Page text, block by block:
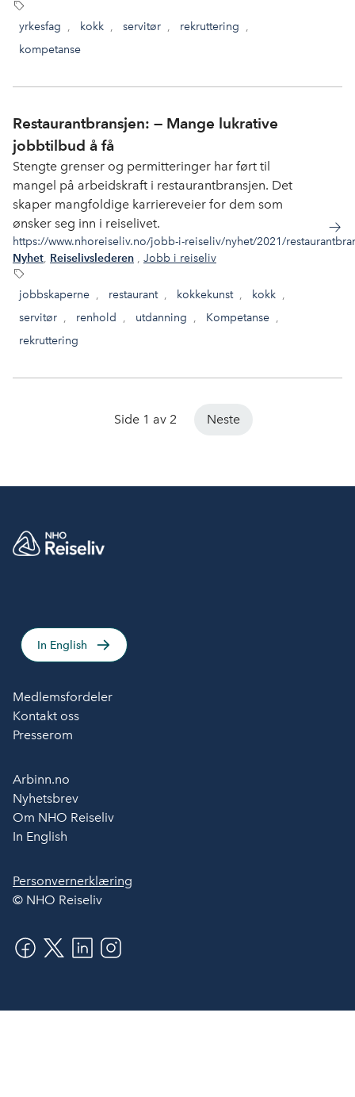
yrkesfag , kokk , servitør , rekruttering ,
kompetanse
Restaurantbransjen: — Mange lukrative
jobbtilbud å få
Stengte grenser og permitteringer har ført til
mangel på arbeidskraft i restaurantbransjen. Det
skaper mangfoldige karriereveier for dem som
ønsker seg inn i reiselivet.
https://www.nhoreiseliv.no/jobb-i-reiseliv/nyhet/2021/
Nyhet, Reiselivslederen , Jobb i reiseliv
jobbskaperne , restaurant , kokkekunst , kokk ,
servitør , renhold , utdanning , Kompetanse ,
rekruttering
Side 1 av 2 Neste
In English
Medlemsfordeler
Kontakt oss
Presserom
Arbinn.no
Nyhetsbrev
Om NHO Reiseliv
In English
Personvernerklæring
© NHO Reiseliv